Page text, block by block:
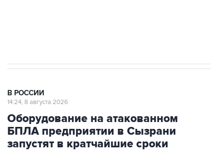
В РОССИИ
14:24, 8 августа 2026
Оборудование на атакованном
БПЛА предприятии в Сызрани
запустят в кратчайшие сроки